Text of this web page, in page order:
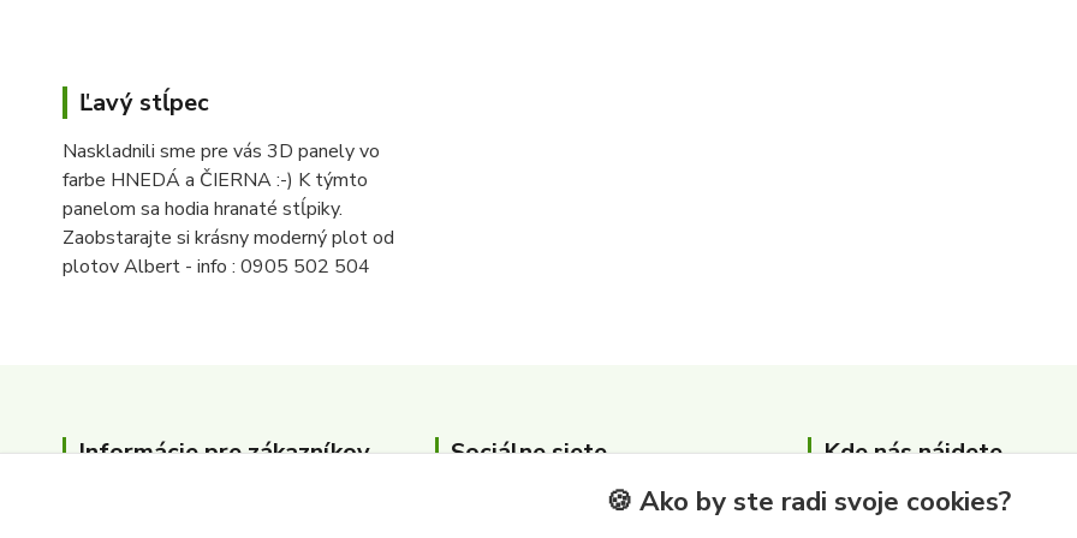
Ľavý stĺpec
Naskladnili sme pre vás 3D panely vo
farbe HNEDÁ a ČIERNA :-) K týmto
panelom sa hodia hranaté stĺpiky.
Zaobstarajte si krásny moderný plot od
plotov Albert - info : 0905 502 504
Informácie pre zákazníkov Sociálne siete Kde nás nájdete
Zber surovín Albert s.r.o.
🍪 Ako by ste radi svoje cookies?